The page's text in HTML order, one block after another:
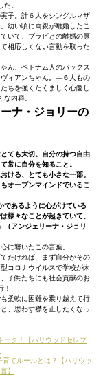
。
子。計６人をシングルマザ
幼い頃に両親が離婚したこ
いて、ブラピとの離婚の原
相応しくない言動を取った
ん、ベトナム人のパックス
ィアンちゃん。―６人もの
ちを強くたくましく心優し
内容。
ナ・ジョリーの
ても大切。自分の持つ自由
常に自分を知ること。
ける、とても小さな一部。
オープンマインドでいるこ
であるように心がけている
様々なことが起きていて、
（アンジェリーナ・ジョリ
に響いたこの言葉。
たければ、まず自分がその
コロナウイルスで学校が休
子供たちにも社会貢献のお
！
柔軟に困難を乗り越えて行
、思わず襟を正したくなっ
ーク！【ハリウッドセレブ
てルールとは？【ハリウッ
】